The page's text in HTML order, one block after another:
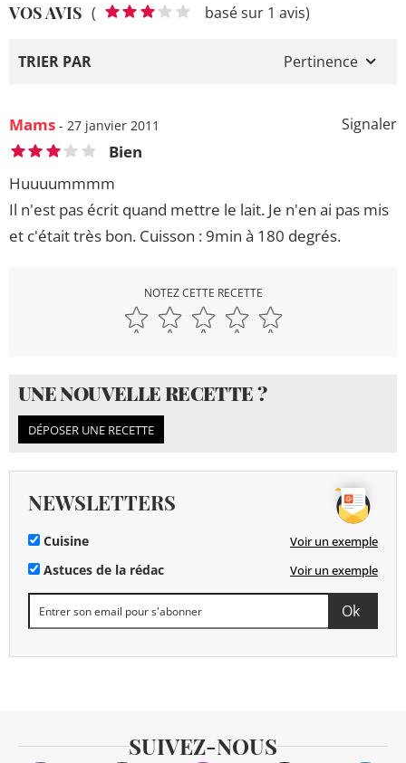
VOS AVIS ( basé sur 1 avis)
TRIER PAR Pertinence
Signaler
Mams - 27 janvier 2011
Bien
Huuuummmm
Il n'est pas écrit quand mettre le lait. Je n'en ai pas mis
et c'était très bon. Cuisson : 9min à 180 degrés.
NOTEZ CETTE RECETTE
UNE NOUVELLE RECETTE ?
DÉPOSER UNE RECETTE
NEWSLETTERS
Cuisine Voir un exemple
Astuces de la rédac Voir un exemple
SUIVEZ-NOUS